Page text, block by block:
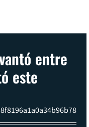
entre
este